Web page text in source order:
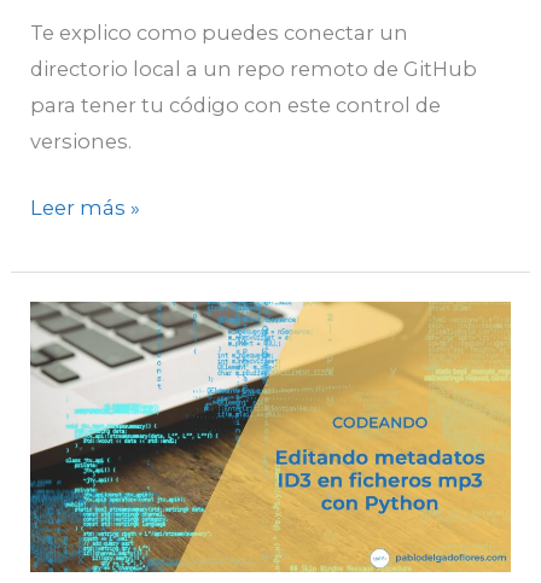
Te explico como puedes conectar un
directorio local a un repo remoto de GitHub
para tener tu código con este control de
versiones.
Leer más »
Editando
metadatos
ID3
ficheros
mp3
con
Python